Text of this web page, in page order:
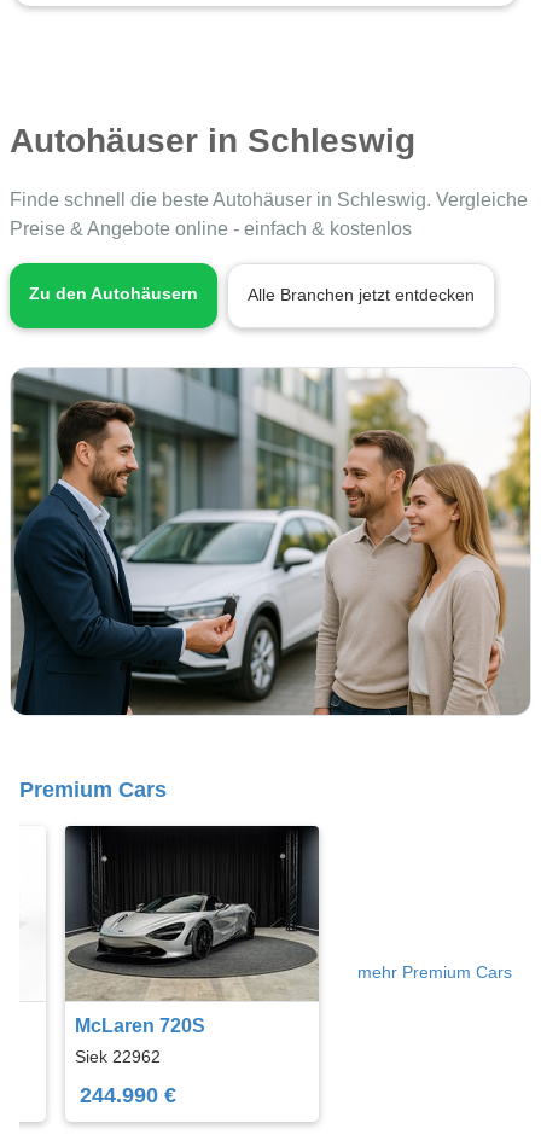
Autohäuser in Schleswig
Finde schnell die beste Autohäuser in Schleswig. Vergleiche
Preise & Angebote online - einfach & kostenlos
Zu den Autohäusern Alle Branchen jetzt entdecken
Premium Cars
McLaren 720S
Siek 22962
244.990 €
mehr Premium Cars